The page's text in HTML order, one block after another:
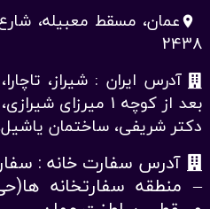
place
2438
آدرس ایران : شیراز،
بعد از کوچه 1
دکتر شریفی، ساختمان یاشیل،
آدرس سفارت خانه :
– منطقه سفارتخانه